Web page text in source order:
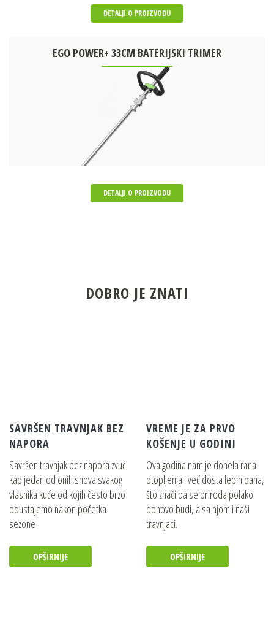
DETALJI O PROIZVODU
EGO POWER+ 33CM BATERIJSKI TRIMER
DETALJI O PROIZVODU
DOBRO JE ZNATI
SAVRŠEN TRAVNJAK BEZ
NAPORA
Savršen travnjak bez napora zvuči
kao jedan od onih snova svakog
vlasnika kuće od kojih često brzo
odustajemo nakon početka
sezone
OPŠIRNIJE
VREME JE ZA PRVO
KOŠENJE U GODINI
Ova godina nam je donela rana
otopljenja i već dosta lepih dana,
što znači da se priroda polako
ponovo budi, a sa njom i naši
travnjaci.
OPŠIRNIJE